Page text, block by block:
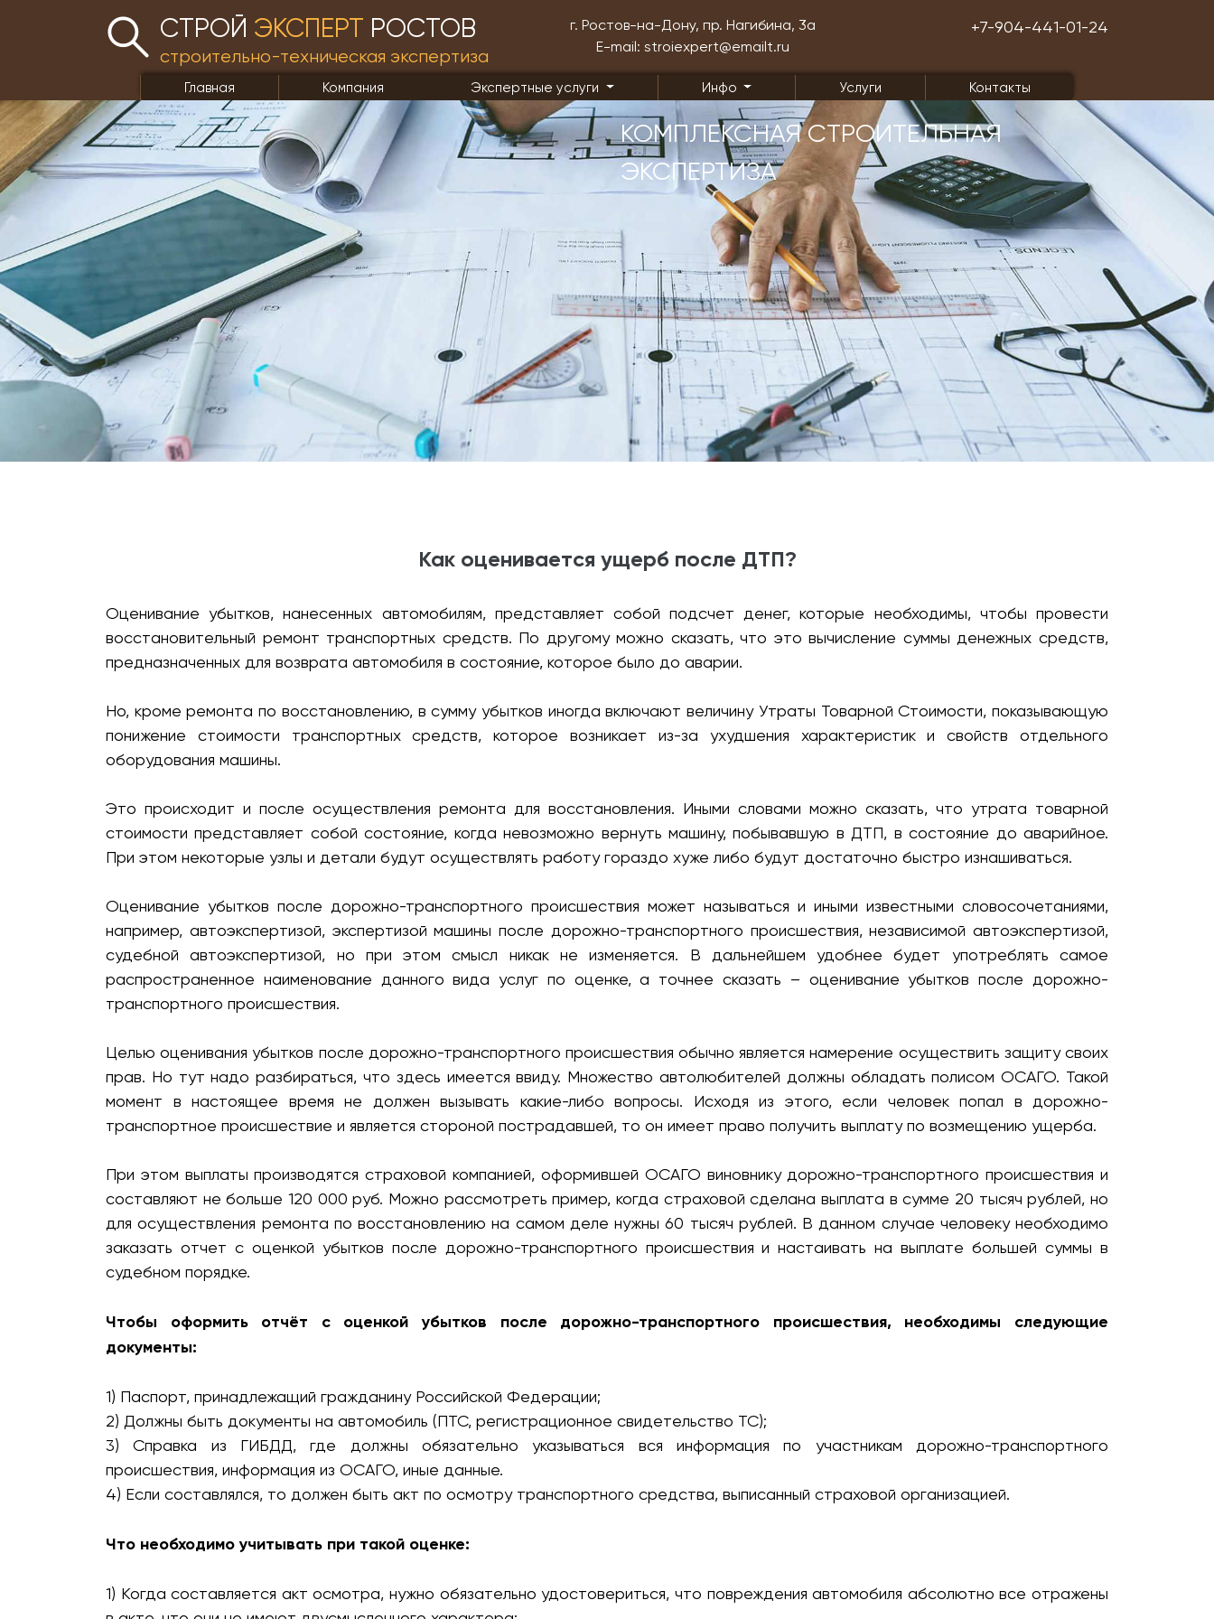
СТРОЙ ЭКСПЕРТ РОСТОВ
строительно-техническая экспертиза
г. Ростов-на-Дону, пр. Нагибина, 3а
E-mail: stroiexpert@emailt.ru
+7-904-441-01-24
Главная Компания Экспертные услуги Инфо Услуги Контакты
КОМПЛЕКСНАЯСТРОИТЕЛЬНАЯ
ЭКСПЕРТИЗА
Как оценивается ущерб после ДТП?
Оценивание убытков, нанесенных автомобилям, представляет собой подсчет денег, которые необходимы, чтобы провести
восстановительный ремонт транспортных средств. По другому можно сказать, что это вычисление суммы денежных средств,
предназначенных для возврата автомобиля в состояние, которое было до аварии.
Но, кроме ремонта по восстановлению, в сумму убытков иногда включают величину Утраты Товарной Стоимости, показывающую
понижение стоимости транспортных средств, которое возникает из-за ухудшения характеристик и свойств отдельного
оборудования машины.
Это происходит и после осуществления ремонта для восстановления. Иными словами можно сказать, что утрата товарной
стоимости представляет собой состояние, когда невозможно вернуть машину, побывавшую в ДТП, в состояние до аварийное.
При этом некоторые узлы и детали будут осуществлять работу гораздо хуже либо будут достаточно быстро изнашиваться.
Оценивание убытков после дорожно-транспортного происшествия может называться и иными известными словосочетаниями,
например, автоэкспертизой, экспертизой машины после дорожно-транспортного происшествия, независимой автоэкспертизой,
судебной автоэкспертизой, но при этом смысл никак не изменяется. В дальнейшем удобнее будет употреблять самое
распространенное наименование данного вида услуг по оценке, а точнее сказать – оценивание убытков после дорожно-
транспортного происшествия.
Целью оценивания убытков после дорожно-транспортного происшествия обычно является намерение осуществить защиту своих
прав. Но тут надо разбираться, что здесь имеется ввиду. Множество автолюбителей должны обладать полисом ОСАГО. Такой
момент в настоящее время не должен вызывать какие-либо вопросы. Исходя из этого, если человек попал в дорожно-
транспортное происшествие и является стороной пострадавшей, то он имеет право получить выплату по возмещению ущерба.
При этом выплаты производятся страховой компанией, оформившей ОСАГО виновнику дорожно-транспортного происшествия и
составляют не больше 120 000 руб. Можно рассмотреть пример, когда страховой сделана выплата в сумме 20 тысяч рублей, но
для осуществления ремонта по восстановлению на самом деле нужны 60 тысяч рублей. В данном случае человеку необходимо
заказать отчет с оценкой убытков после дорожно-транспортного происшествия и настаивать на выплате большей суммы в
судебном порядке.
Чтобы оформить отчёт с оценкой убытков после дорожно-транспортного происшествия, необходимы следующие
документы:
1) Паспорт, принадлежащий гражданину Российской Федерации;
2) Должны быть документы на автомобиль (ПТС, регистрационное свидетельство ТС);
3) Справка из ГИБДД, где должны обязательно указываться вся информация по участникам дорожно-транспортного
происшествия, информация из ОСАГО, иные данные.
4) Если составлялся, то должен быть акт по осмотру транспортного средства, выписанный страховой организацией.
Что необходимо учитывать при такой оценке:
1) Когда составляется акт осмотра, нужно обязательно удостовериться, что повреждения автомобиля абсолютно все отражены